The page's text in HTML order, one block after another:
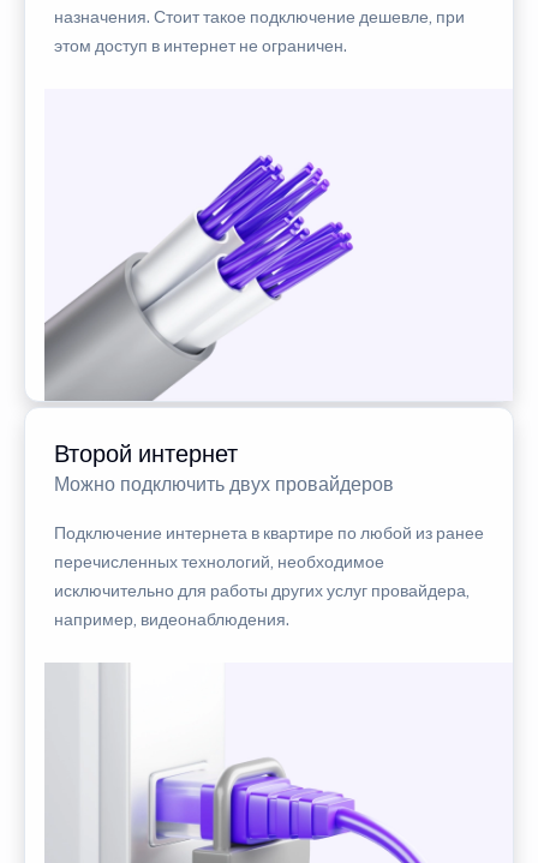
назначения. Стоит такое подключение дешевле, при
этом доступ в интернет не ограничен.
Второй интернет
Можно подключить двух провайдеров
Подключение интернета в квартире по любой из ранее
перечисленных технологий, необходимое
исключительно для работы других услуг провайдера,
например, видеонаблюдения.